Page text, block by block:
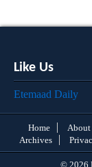
Like Us
Etemaad Daily
Home About
Archives
© 2026